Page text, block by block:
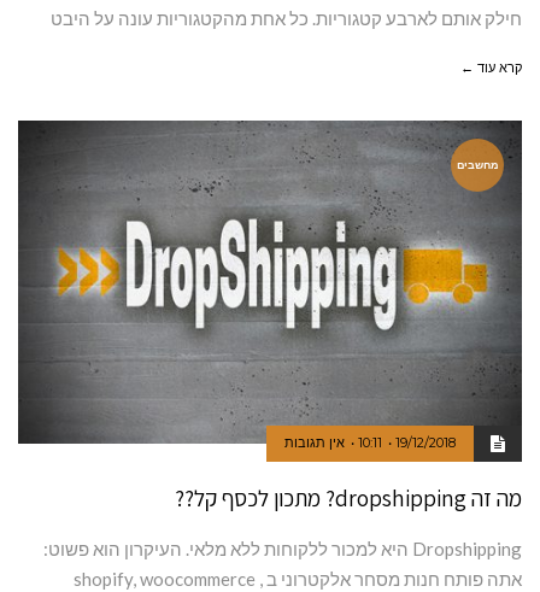
חילק אותם לארבע קטגוריות. כל אחת מהקטגוריות עונה על היבט
קרא עוד ←
מחשבים
19/12/2018
10:11 אין תגובות
מה זה dropshipping? מתכון לכסף קל??
Dropshipping היא למכור ללקוחות ללא מלאי. העיקרון הוא פשוט:
אתה פותח חנות מסחר אלקטרוני ב shopify, woocommerce ,